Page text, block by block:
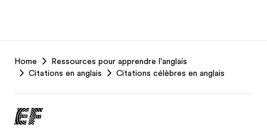
Footer
Home
Ressources pour apprendre l'anglais
Citations en anglais
Citations célèbres en anglais